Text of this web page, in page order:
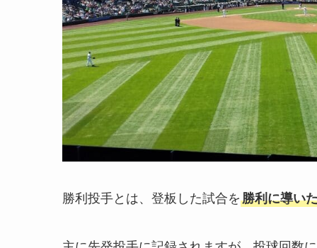
勝利投手とは、登板した試合を 勝利に導い